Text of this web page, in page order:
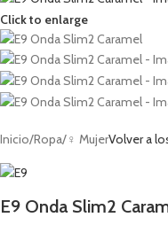
Click to enlarge
Inicio/Ropa/♀ MujerVolver a
E9 Onda Slim2